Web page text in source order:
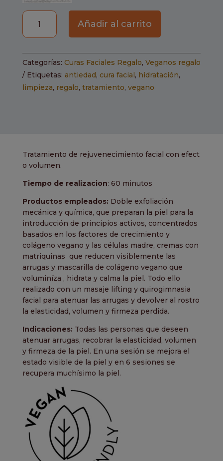
Colágeno
Vegano
cantidad
Añadir al carrito
Categorías: Curas Faciales Regalo, Veganos regalo
Etiquetas: antiedad, cura facial, hidratación,
limpieza, regalo, tratamiento, vegano
Tratamiento de rejuvenecimiento facial con efect
o volumen.
Tiempo de realizacion: 60 minutos
Productos empleados: Doble exfoliación
mecánica y química, que preparan la piel para la
introducción de principios activos, concentrados
basados en los factores de crecimiento y
colágeno vegano y las células madre, cremas con
matriquinas que reducen visiblemente las
arrugas y mascarilla de colágeno vegano que
voluminíza , hidrata y calma la piel. Todo ello
realizado con un masaje lifting y quirogimnasia
facial para atenuar las arrugas y devolver al rostro
la elasticidad, volumen y firmeza perdida.
Indicaciones: Todas las personas que deseen
atenuar arrugas, recobrar la elasticidad, volumen
y firmeza de la piel. En una sesión se mejora el
estado visible de la piel y en 6 sesiones se
recupera muchísimo la piel.